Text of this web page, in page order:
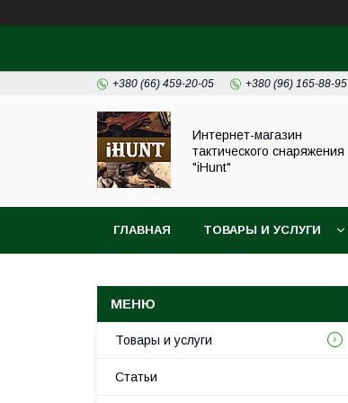
+380 (66) 459-20-05 +380 (96) 165-88-95
Интернет-магазин
тактического снаряжения
"iHunt"
ГЛАВНАЯ ТОВАРЫ И УСЛУГИ
Товары и услуги
Статьи